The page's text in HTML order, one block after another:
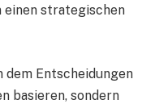
einen strategischen
dem Entscheidungen
basieren, sondern